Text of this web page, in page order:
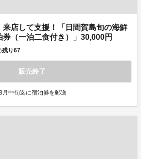
店して支援！「日間賀島旬の海鮮
（一泊二食付き）」30,000円
残り67
販売終了
中旬迄に宿泊券を郵送